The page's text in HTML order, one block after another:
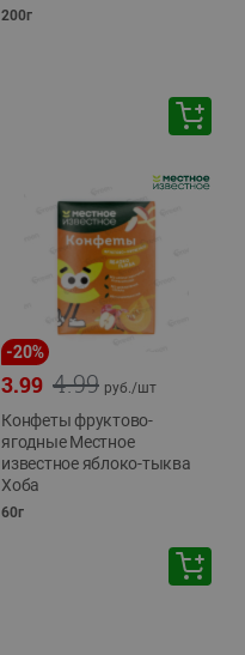
200г
-20%
4.99
3.99 руб./шт
Конфеты фруктово-
ягодные Местное
известное яблоко-тыква
Хоба
60г